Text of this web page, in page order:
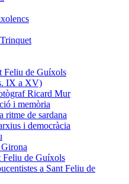
Feliu de Guíxols
IX a XV)
Ricard Mur
i memòria
ritme de sardana
i democràcia
Feliu de Guíxols
a Sant Feliu de